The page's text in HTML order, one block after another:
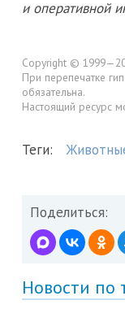
и оперативной
Copyright ©
При перепечатке
обязательна.
Настоящий ресурс
Теги:
Поделиться:
Новости по